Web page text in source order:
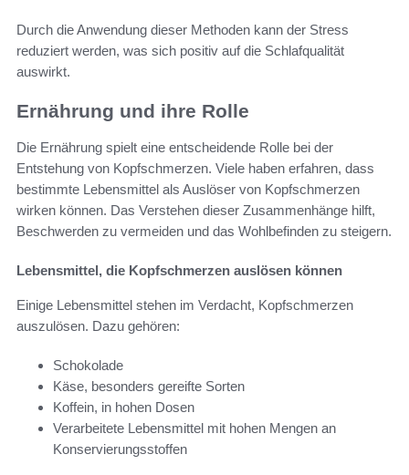
Durch die Anwendung dieser Methoden kann der Stress
reduziert werden, was sich positiv auf die Schlafqualität
auswirkt.
Ernährung und ihre Rolle
Die Ernährung spielt eine entscheidende Rolle bei der
Entstehung von Kopfschmerzen. Viele haben erfahren, dass
bestimmte Lebensmittel als Auslöser von Kopfschmerzen
wirken können. Das Verstehen dieser Zusammenhänge hilft,
Beschwerden zu vermeiden und das Wohlbefinden zu steigern.
Lebensmittel, die Kopfschmerzen auslösen können
Einige Lebensmittel stehen im Verdacht, Kopfschmerzen
auszulösen. Dazu gehören:
Schokolade
Käse, besonders gereifte Sorten
Koffein, in hohen Dosen
Verarbeitete Lebensmittel mit hohen Mengen an
Konservierungsstoffen